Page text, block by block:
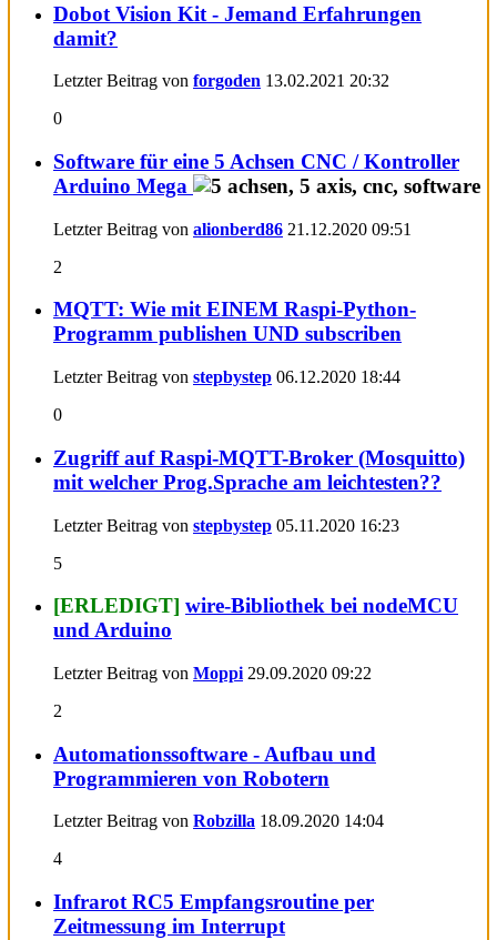
Dobot Vision Kit - Jemand Erfahrungen
damit?
Letzter Beitrag von forgoden 13.02.2021 20:32
0
Software für eine 5 Achsen CNC / Kontroller
Arduino Mega
Letzter Beitrag von alionberd86 21.12.2020 09:51
2
MQTT: Wie mit EINEM Raspi-Python-
Programm publishen UND subscriben
Letzter Beitrag von stepbystep 06.12.2020 18:44
0
Zugriff auf Raspi-MQTT-Broker (Mosquitto)
mit welcher Prog.Sprache am leichtesten??
Letzter Beitrag von stepbystep 05.11.2020 16:23
5
[ERLEDIGT] wire-Bibliothek bei nodeMCU
und Arduino
Letzter Beitrag von Moppi 29.09.2020 09:22
2
Automationssoftware - Aufbau und
Programmieren von Robotern
Letzter Beitrag von Robzilla 18.09.2020 14:04
4
Infrarot RC5 Empfangsroutine per
Zeitmessung im Interrupt